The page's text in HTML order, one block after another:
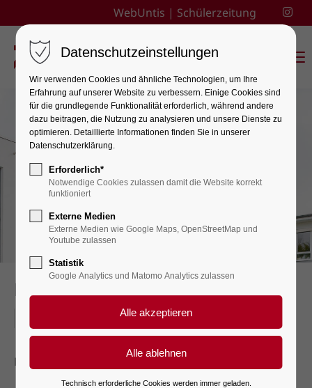
WebUntis | Schülerzeitung
Känguru-Wettbewerb
Känguru-Wettbewerb
Datenschutzeinstellungen
Wir verwenden Cookies und ähnliche Technologien, um Ihre
Erfahrung auf unserer Website zu verbessern. Einige Cookies sind
für die grundlegende Funktionalität erforderlich, während andere
dazu beitragen, die Nutzung zu analysieren und unsere Dienste zu
optimieren. Detaillierte Informationen finden Sie in unserer
Datenschutzerklärung.
Erforderlich*
Notwendige Cookies zulassen damit die Website korrekt
funktioniert
Externe Medien
Externe Medien wie Google Maps, OpenStreetMap und
Youtube zulassen
Statistik
Google Analytics und Matomo Analytics zulassen
Technisch erforderliche Cookies werden immer geladen.